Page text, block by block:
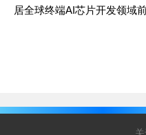
居全球终端AI芯片开发领域前